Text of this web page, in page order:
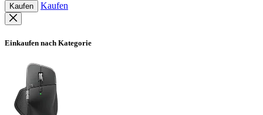
Kaufen Kaufen
Einkaufen nach Kategorie